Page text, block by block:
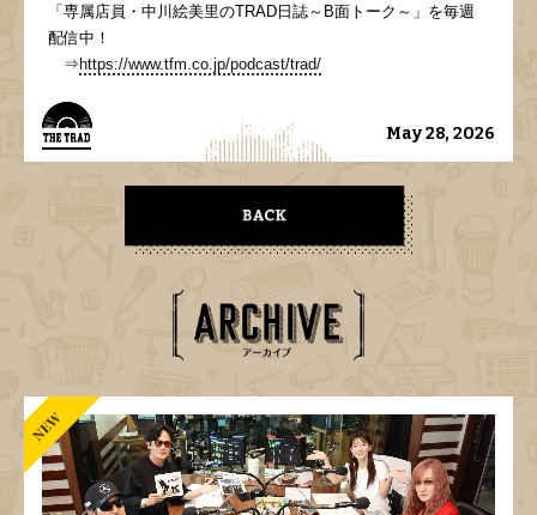
「専属店員・中川絵美里のTRAD日誌～B面トーク～」を毎週
配信中！
⇒ https://www.tfm.co.jp/podcast/trad/
May 28, 2026